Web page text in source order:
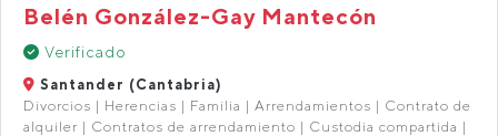
Belén González-Gay Mantecón
Verificado
Santander (Cantabria)
Divorcios | Herencias | Familia | Arrendamientos | Contrato de
alquiler | Contratos de arrendamiento | Custodia compartida |